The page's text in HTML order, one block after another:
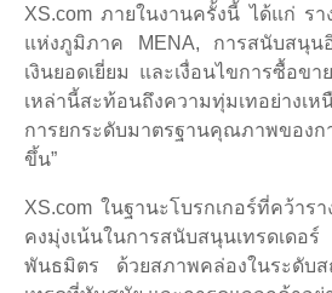
XS.com ภายในงานครั้งนี้ ได้แก่ รา
แห่งภูมิภาค MENA, การสนับสนุนอิ
เงินยอดเยี่ยม และเงื่อนไขการซื้อข
เหล่านี้สะท้อนถึงความทุ่มเทอย่างเ
การยกระดับมาตรฐานคุณภาพของก
ขึ้น”
XS.com ในฐานะโบรกเกอร์ที่คว้าร
คงมุ่งเน้นในการสนับสนุนเทรดเด
พันธมิตร ด้วยสภาพคล่องในระดับ